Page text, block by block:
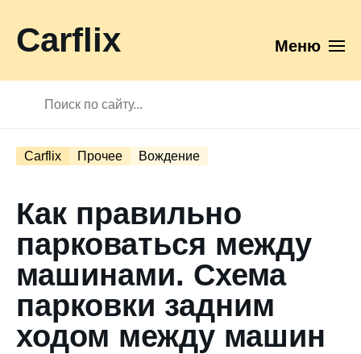
Carflix Меню
Carflix Прочее Вождение
Как правильно
парковаться между
машинами. Схема
парковки задним
ходом между машин